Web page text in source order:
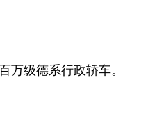
级德系行政轿车。